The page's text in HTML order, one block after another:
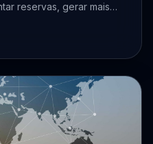
reservas, gerar mais